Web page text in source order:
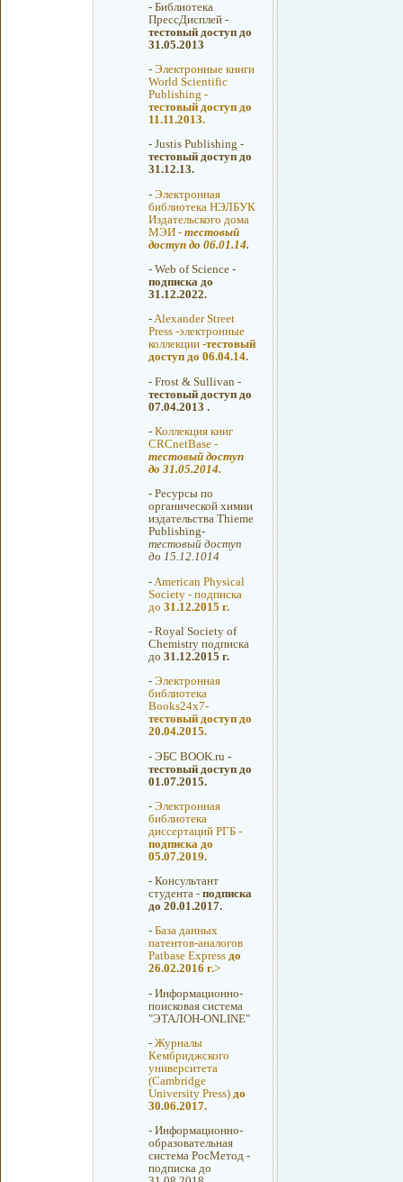
- Библиотека
ПрессДисплей -
тестовый доступ до
31.05.2013
- Электронные книги
World Scientific
Publishing -
тестовый доступ до
11.11.2013.
- Justis Publishing -
тестовый доступ до
31.12.13.
- Электронная
библиотека НЭЛБУК
Издательского дома
МЭИ - тестовый
доступ до 06.01.14.
- Web of Science -
подписка до
31.12.2022.
-Alexander Street
Press -электронные
коллекции -тестовый
доступ до 06.04.14.
- Frost & Sullivan -
тестовый доступ до
07.04.2013 .
- Коллекция книг
CRCnetBase -
тестовый доступ
до 31.05.2014.
- Ресурсы по
органической химии
издательства Thieme
Publishing-
тестовый доступ
до 15.12.1014
- American Physical
Society - подписка
до 31.12.2015 г.
- Royal Society of
Chemistry подписка
до 31.12.2015 г.
- Электронная
библиотека
Books24x7-
тестовый доступ до
20.04.2015.
- ЭБС BOOK.ru -
тестовый доступ до
01.07.2015.
- Электронная
библиотека
диссертаций РГБ -
подписка до
05.07.2019.
- Консультант
студента - подписка
до 20.01.2017.
- База данных
патентов-аналогов
Patbase Express до
26.02.2016 г.>
- Информационно-
поисковая система
"ЭТАЛОН-ONLINE"
- Журналы
Кембриджского
университета
(Cambridge
University Press) до
30.06.2017.
- Информационно-
образовательная
система РосМетод -
подписка до